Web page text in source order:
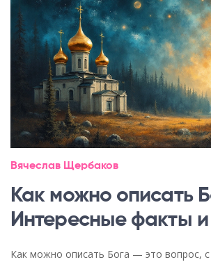
Вячеслав Щербаков
Как можно описать
Интересные факты и
Как можно описать Бога — это вопрос,